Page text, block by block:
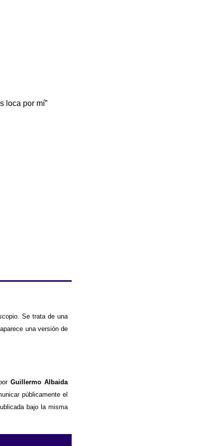
loca por mí”
Se trata de una
una versión de
Guillermo Albaida
públicamente el
bajo la misma